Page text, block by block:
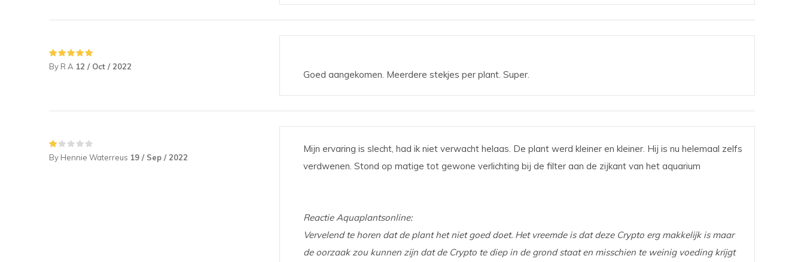
By R A 12 / Oct / 2022
Goed aangekomen. Meerdere stekjes per plant. Super.
By Hennie Waterreus 19 / Sep / 2022
Mijn ervaring is slecht, had ik niet verwacht helaas. De plant werd kleiner en kleiner. Hij is nu helemaal zelfs
verdwenen. Stond op matige tot gewone verlichting bij de filter aan de zijkant van het aquarium
Reactie Aquaplantsonline:
Vervelend te horen dat de plant het niet goed doet. Het vreemde is dat deze Crypto erg makkelijk is maar
de oorzaak zou kunnen zijn dat de Crypto te diep in de grond staat en misschien te weinig voeding krijgt